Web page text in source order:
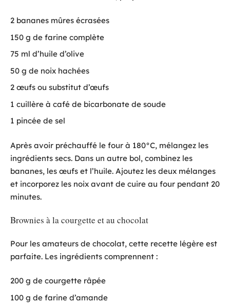
2 bananes mûres écrasées
150 g de farine complète
75 ml d’huile d’olive
50 g de noix hachées
2 œufs ou substitut d’œufs
1 cuillère à café de bicarbonate de soude
1 pincée de sel
Après avoir préchauffé le four à 180°C, mélangez les
ingrédients secs. Dans un autre bol, combinez les
bananes, les œufs et l’huile. Ajoutez les deux mélanges
et incorporez les noix avant de cuire au four pendant 20
minutes.
Brownies à la courgette et au chocolat
Pour les amateurs de chocolat, cette recette légère est
parfaite. Les ingrédients comprennent :
200 g de courgette râpée
100 g de farine d’amande